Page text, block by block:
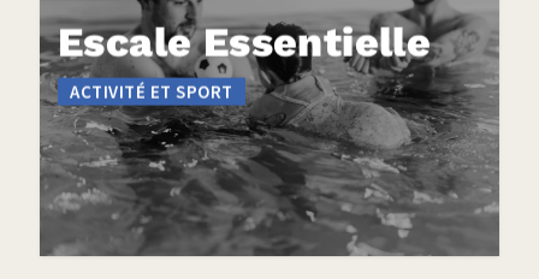
Escale Essentielle
ACTIVITÉ ET SPORT